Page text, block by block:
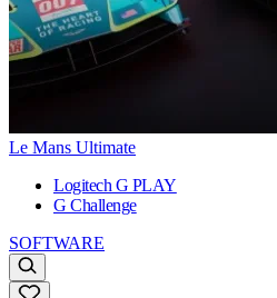
Le Mans Ultimate
Logitech G PLAY
G Challenge
SOFTWARE